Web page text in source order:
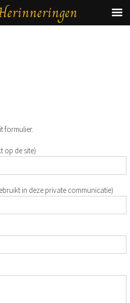
formulier.
op de site)
in deze private communicatie)